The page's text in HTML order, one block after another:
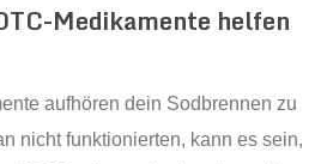
Medikamente helfen
aufhören dein Sodbrennen zu
nicht funktionierten, kann es sein,